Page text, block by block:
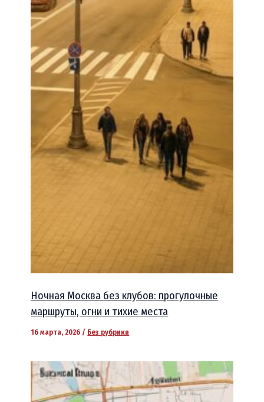
Ночная Москва без клубов: прогулочные
маршруты, огни и тихие места
16 марта, 2026 / Без рубрики